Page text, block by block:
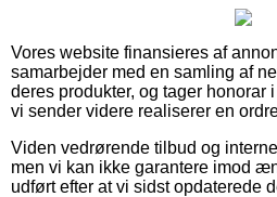
Vores website finansieres af
samarbejder med en samling af
deres produkter, og tager
vi sender videre realiserer en
Viden vedrørende tilbud og
men vi kan ikke garantere imod
udført efter at vi sidst opdaterede